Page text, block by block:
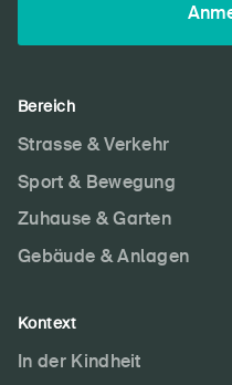
DE FR IT EN
Startseite
Bereich
Strasse & Verkehr
Sport & Bewegung
Zuhause & Garten
Gebäude & Anlagen
Kontext
In der Kindheit